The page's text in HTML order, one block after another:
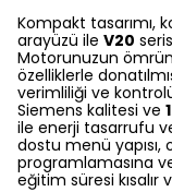
Kompakt tasarımı,
arayüzü ile V20
Motorunuzun
özelliklerle
verimliliği ve
Siemens kalitesi ve
ile enerji tasarrufu
dostu menü
programlamasına
eğitim süresi kısalır